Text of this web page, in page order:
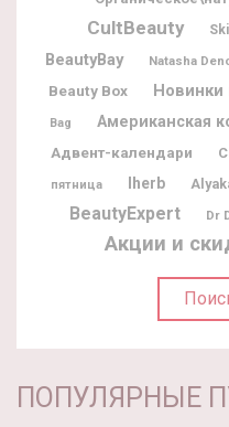
CultBeauty
BeautyBay Natasha
Beauty Box
Новинки
Bag Американская
Адвент-календари
пятница Iherb
BeautyExpert Dr
Акции и
ПОПУЛЯРНЫЕ